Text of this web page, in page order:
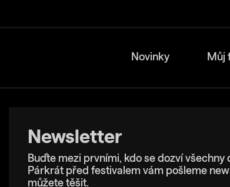
Novinky Můj
Newsletter
Buďte mezi prvními, kdo se dozví všechny
Párkrát před festivalem vám pošleme
můžete těšit.